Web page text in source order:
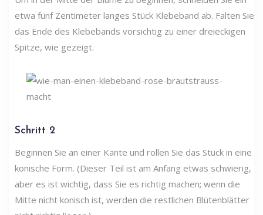
etwa fünf Zentimeter langes Stück Klebeband ab. Falten Sie
das Ende des Klebebands vorsichtig zu einer dreieckigen
Spitze, wie gezeigt.
Schritt 2
Beginnen Sie an einer Kante und rollen Sie das Stück in eine
konische Form. (Dieser Teil ist am Anfang etwas schwierig,
aber es ist wichtig, dass Sie es richtig machen; wenn die
Mitte nicht konisch ist, werden die restlichen Blütenblätter